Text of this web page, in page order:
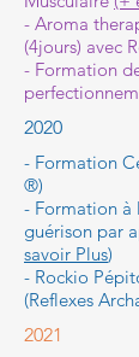
- Aroma
(4jours) avec
- Formation
2020
- Formation
®)
- Formation à
guérison par
savoir Plus)
- Rockio
(Reflexes
2021